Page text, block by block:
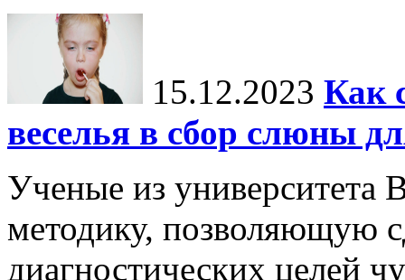
15.12.2023 Как
веселья в сбор слюны
Ученые из университета
методику, позволяющую
диагностических целей